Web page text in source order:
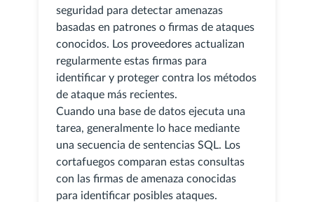
seguridad para detectar amenazas
basadas en patrones o firmas de ataques
conocidos. Los proveedores actualizan
regularmente estas firmas para
identificar y proteger contra los métodos
de ataque más recientes.
Cuando una base de datos ejecuta una
tarea, generalmente lo hace mediante
una secuencia de sentencias SQL. Los
cortafuegos comparan estas consultas
con las firmas de amenaza conocidas
para identificar posibles ataques.